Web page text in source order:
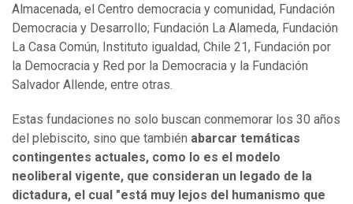
Almacenada, el Centro democracia y comunidad, Fundación
Democracia y Desarrollo; Fundación La Alameda, Fundación
La Casa Común, Instituto igualdad, Chile 21, Fundación por
la Democracia y Red por la Democracia y la Fundación
Salvador Allende, entre otras.
Estas fundaciones no solo buscan conmemorar los 30 años
del plebiscito, sino que también abarcar temáticas
contingentes actuales, como lo es el modelo
neoliberal vigente, que consideran un legado de la
dictadura, el cual "está muy lejos del humanismo que